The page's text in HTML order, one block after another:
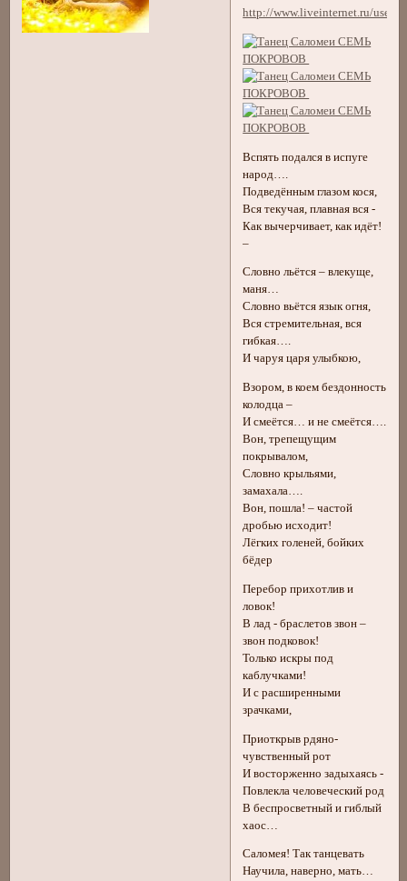
http://www.liveinternet.ru/users/
Вспять подался в испуге
народ….
Подведённым глазом кося,
Вся текучая, плавная вся -
Как вычерчивает, как идёт!
–
Словно льётся – влекуще,
маня…
Словно вьётся язык огня,
Вся стремительная, вся
гибкая….
И чаруя царя улыбкою,
Взором, в коем бездонность
колодца –
И смеётся… и не смеётся….
Вон, трепещущим
покрывалом,
Словно крыльями,
замахала….
Вон, пошла! – частой
дробью исходит!
Лёгких голеней, бойких
бёдер
Перебор прихотлив и
ловок!
В лад - браслетов звон –
звон подковок!
Только искры под
каблучками!
И с расширенными
зрачками,
Приоткрыв рдяно-
чувственный рот
И восторженно задыхаясь -
Повлекла человеческий род
В беспросветный и гиблый
хаос…
Саломея! Так танцевать
Научила, наверно, мать…